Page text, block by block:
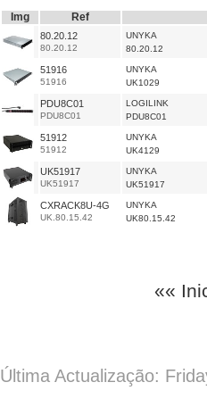
Img Ref
80.20.12
80.20.12
UNYKA
80.20.12
51916
51916
UNYKA
UK1029
PDU8C01
PDU8C01
LOGILINK
PDU8C01
51912
51912
UNYKA
UK4129
UK51917
UK51917
UNYKA
UK51917
CXRACK8U-4G
UK.80.15.42
UNYKA
UK80.15.42
««
Última Actualização: